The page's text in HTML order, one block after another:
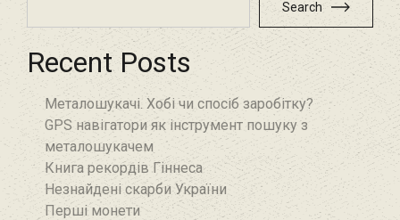
Search
Recent Posts
Металошукачі. Хобі чи спосіб заробітку?
GPS навігатори як інструмент пошуку з
металошукачем
Книга рекордів Гіннеса
Незнайдені скарби України
Перші монети